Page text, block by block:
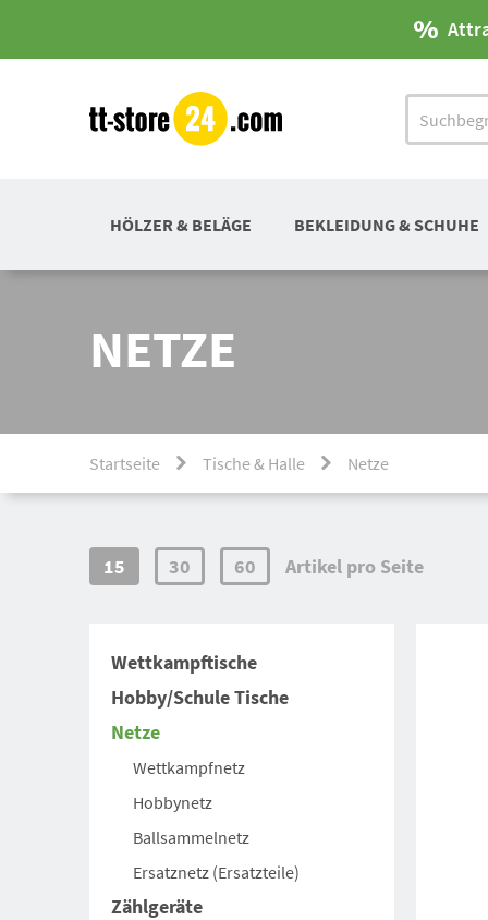
HÖLZER & BELÄGE BEKLEIDUNG & SCHUHE
NETZE
Startseite Tische & Halle Netze
Wettkampftische
Hobby/Schule Tische
Netze
Wettkampfnetz
Hobbynetz
Ballsammelnetz
Ersatznetz (Ersatzteile)
Zählgeräte
15 30 60 Artikel pro Seite